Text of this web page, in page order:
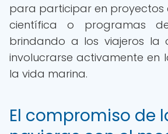
para participar en proyectos
científica o programas de
brindando a los viajeros la
involucrarse activamente en
la vida marina.
El compromiso de